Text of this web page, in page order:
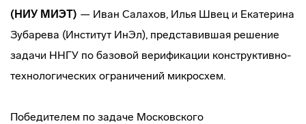
(НИУ МИЭТ) — Иван Салахов, Илья Швец и Екатерина
Зубарева (Институт ИнЭл), представившая решение
задачи ННГУ по базовой верификации конструктивно-
технологических ограничений микросхем.
Победителем по задаче Московского